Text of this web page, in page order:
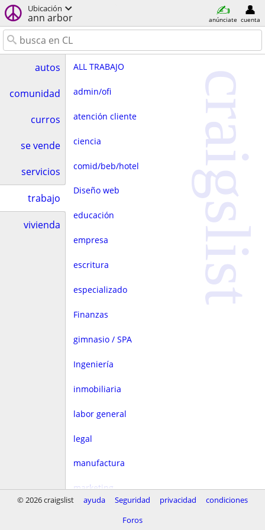
Ubicación
ann arbor anúnciate cuenta
autos
comunidad
curros
se vende
servicios
trabajo
vivienda
ALL TRABAJO
admin/ofi
atención cliente
ciencia
comid/beb/hotel
Diseño web
educación
empresa
escritura
especializado
Finanzas
gimnasio / SPA
Ingeniería
inmobiliaria
labor general
legal
manufactura
marketing
craigslist
© 2026 craigslist ayuda Seguridad privacidad
condiciones
Foros